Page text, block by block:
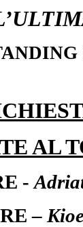
AL
-
–